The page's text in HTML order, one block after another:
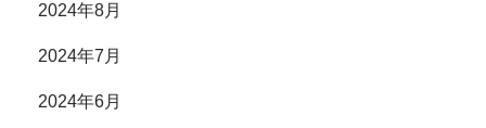
2024年8月
2024年7月
2024年6月